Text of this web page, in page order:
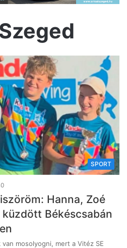
SPORT
Hanna, Zoé
Békéscsabán
mosolyogni, mert a Vitéz SE